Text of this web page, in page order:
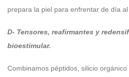
prepara la piel para enfrentar de día al
D- Tensores, reafirmantes y
bioestimular.
Combinamos péptidos, silicio